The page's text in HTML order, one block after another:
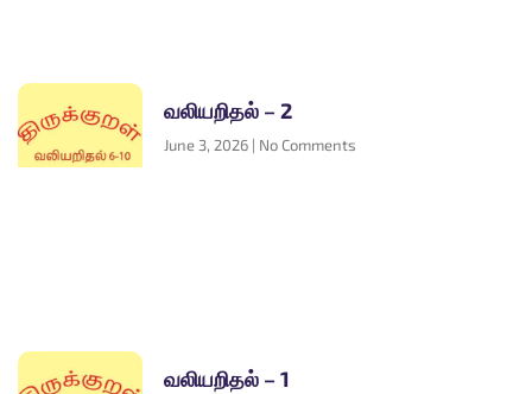
வலியறிதல் – 2
June 3, 2026 No Comments
வலியறிதல் – 1